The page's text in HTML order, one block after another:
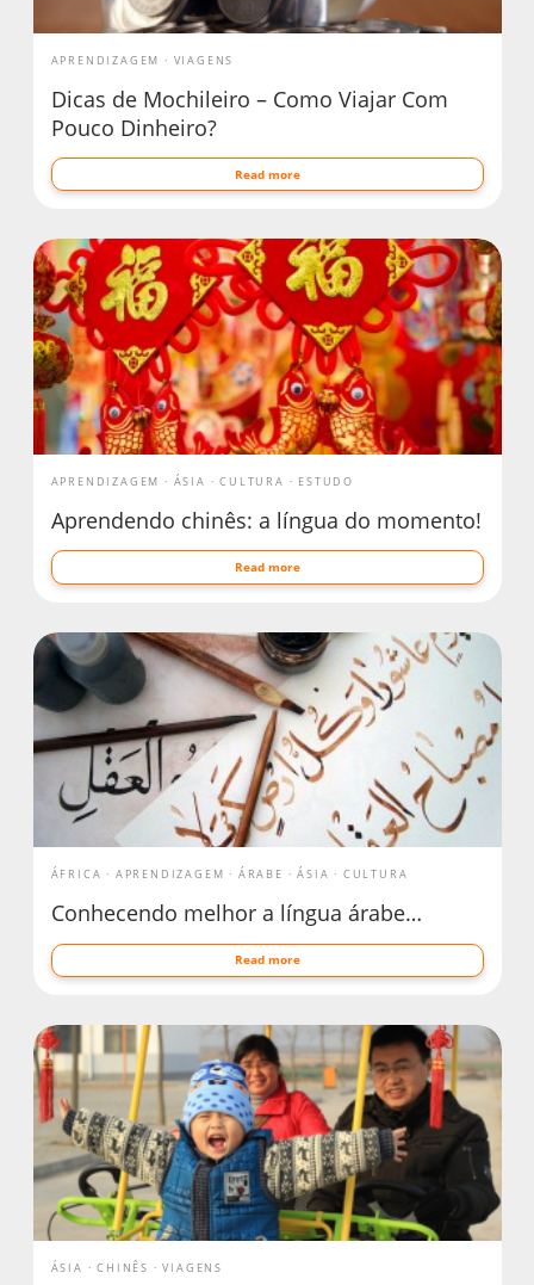
APRENDIZAGEM VIAGENS
Dicas de Mochileiro – Como Viajar Com
Pouco Dinheiro?
Read more
APRENDIZAGEM ÁSIA CULTURA ESTUDO
Aprendendo chinês: a língua do momento!
Read more
ÁFRICA APRENDIZAGEM ÁRABE ÁSIA CULTURA
Conhecendo melhor a língua árabe…
Read more
ÁSIA CHINÊS VIAGENS